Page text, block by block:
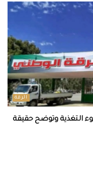
الرقة
التغذية وتوضح حقيقة